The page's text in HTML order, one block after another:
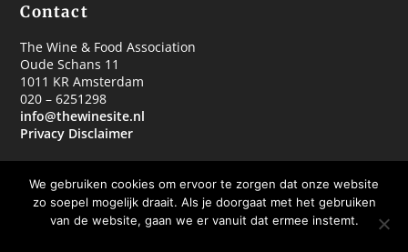
Contact
The Wine & Food Association
Oude Schans 11
1011 KR Amsterdam
020 – 6251298
info@thewinesite.nl
Privacy Disclaimer
We gebruiken cookies om ervoor te zorgen dat onze website
zo soepel mogelijk draait. Als je doorgaat met het gebruiken
van de website, gaan we er vanuit dat ermee instemt.